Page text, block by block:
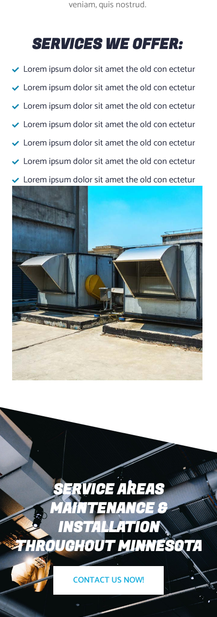
veniam, quis nostrud.
SERVICES WE OFFER:
Lorem ipsum dolor sit amet the old con ectetur
Lorem ipsum dolor sit amet the old con ectetur
Lorem ipsum dolor sit amet the old con ectetur
Lorem ipsum dolor sit amet the old con ectetur
Lorem ipsum dolor sit amet the old con ectetur
Lorem ipsum dolor sit amet the old con ectetur
Lorem ipsum dolor sit amet the old con ectetur
SERVICE AREAS
MAINTENANCE &
INSTALLATION
THROUGHOUT MINNESOTA
CONTACT US NOW!